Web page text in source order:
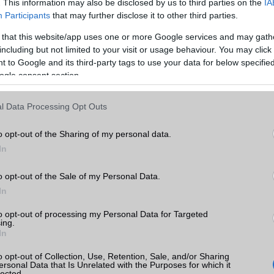
This information may also be disclosed by us to third parties on the
Participants that may further disclose it to other third parties.
that this website/app uses one or more Google services and may
but not limited to your visit or usage behaviour. You may
to Google and its third-party tags to use your data for below
consent section.
Data Processing Opt Outs
opt-out of the Sharing of my personal data.
opt-out of the Sale of my Personal Data.
opt-out of processing my Personal Data for Targeted
opt-out of Collection, Use, Retention, Sale, and/or Sharing
Data that Is Unrelated with the Purposes for which it
11
Kamera 3x
kamera esetén)
Video lejátszás 4K UHD lejátszó
MEMÓRIA ÉS TÁRHELY
Telefonkönyv db
Min. memória
Memória bővíthetőség
Van
WAP 5HTML